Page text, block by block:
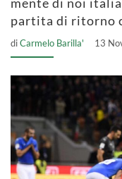
partita di ritorno
diCarmelo Barilla' 13